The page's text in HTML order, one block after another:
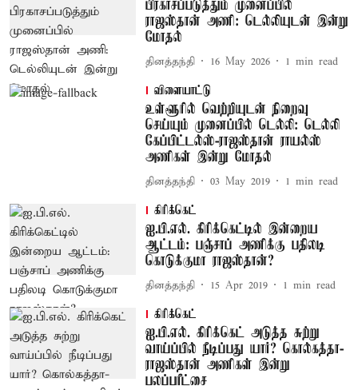
பிரகாசப்படுத்தும் முனைப்பில்
ராஜஸ்தான் அணி: டெல்லியுடன் இன்று
மோதல்
தினத்தந்தி 16 May 2026 1 min read
விளையாட்டு
உள்ளூரில் வெற்றியுடன் நிறைவு
செய்யும் முனைப்பில் டெல்லி: டெல்லி
கேப்பிட்டல்ஸ்-ராஜஸ்தான் ராயல்ஸ்
அணிகள் இன்று மோதல்
தினத்தந்தி 03 May 2019 1 min read
கிரிக்கெட்
ஐ.பி.எல். கிரிக்கெட்டில் இன்றைய
ஆட்டம்: பஞ்சாப் அணிக்கு பதிலடி
கொடுக்குமா ராஜஸ்தான்?
தினத்தந்தி 15 Apr 2019 1 min read
கிரிக்கெட்
ஐ.பி.எல். கிரிக்கெட் அடுத்த சுற்று
வாய்ப்பில் நீடிப்பது யார்? கொல்கத்தா-
ராஜஸ்தான் அணிகள் இன்று
பலப்பரீட்சை